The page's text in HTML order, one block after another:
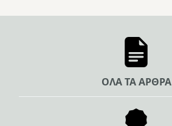
ΟΛΑ ΤΑ ΑΡΘΡΑ